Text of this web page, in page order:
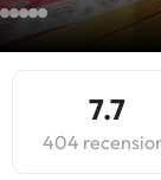
7.7
404